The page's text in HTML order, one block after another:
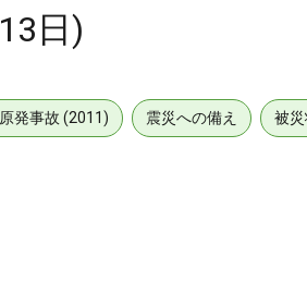
日)
発事故 (2011) 震災への備え 被災